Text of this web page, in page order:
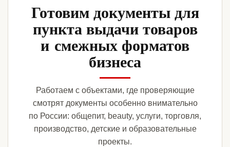
Готовим документы для
пункта выдачи товаров
и смежных форматов
бизнеса
Работаем с объектами, где проверяющие
смотрят документы особенно внимательно
по России: общепит, beauty, услуги, торговля,
производство, детские и образовательные
проекты.